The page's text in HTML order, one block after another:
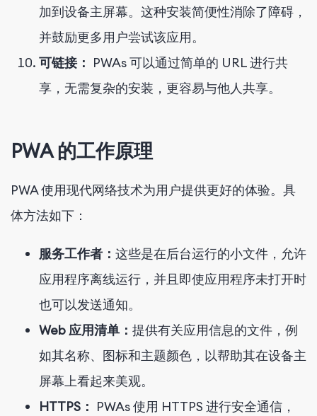
加到设备主屏幕。这种安装简便性消除了障碍，
并鼓励更多用户尝试该应用。
可链接： PWAs 可以通过简单的 URL 进行共
享，无需复杂的安装，更容易与他人共享。
PWA 的工作原理
PWA 使用现代网络技术为用户提供更好的体验。具
体方法如下：
服务工作者： 这些是在后台运行的小文件，允许
应用程序离线运行，并且即使应用程序未打开时
也可以发送通知。
Web 应用清单： 提供有关应用信息的文件，例
如其名称、图标和主题颜色，以帮助其在设备主
屏幕上看起来美观。
HTTPS： PWAs 使用 HTTPS 进行安全通信，